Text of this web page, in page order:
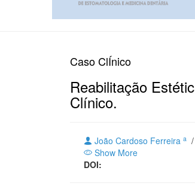
Caso ClÍnico
Reabilitação
Clínico.
João Cardoso Ferreira a /
Show More
DOI: